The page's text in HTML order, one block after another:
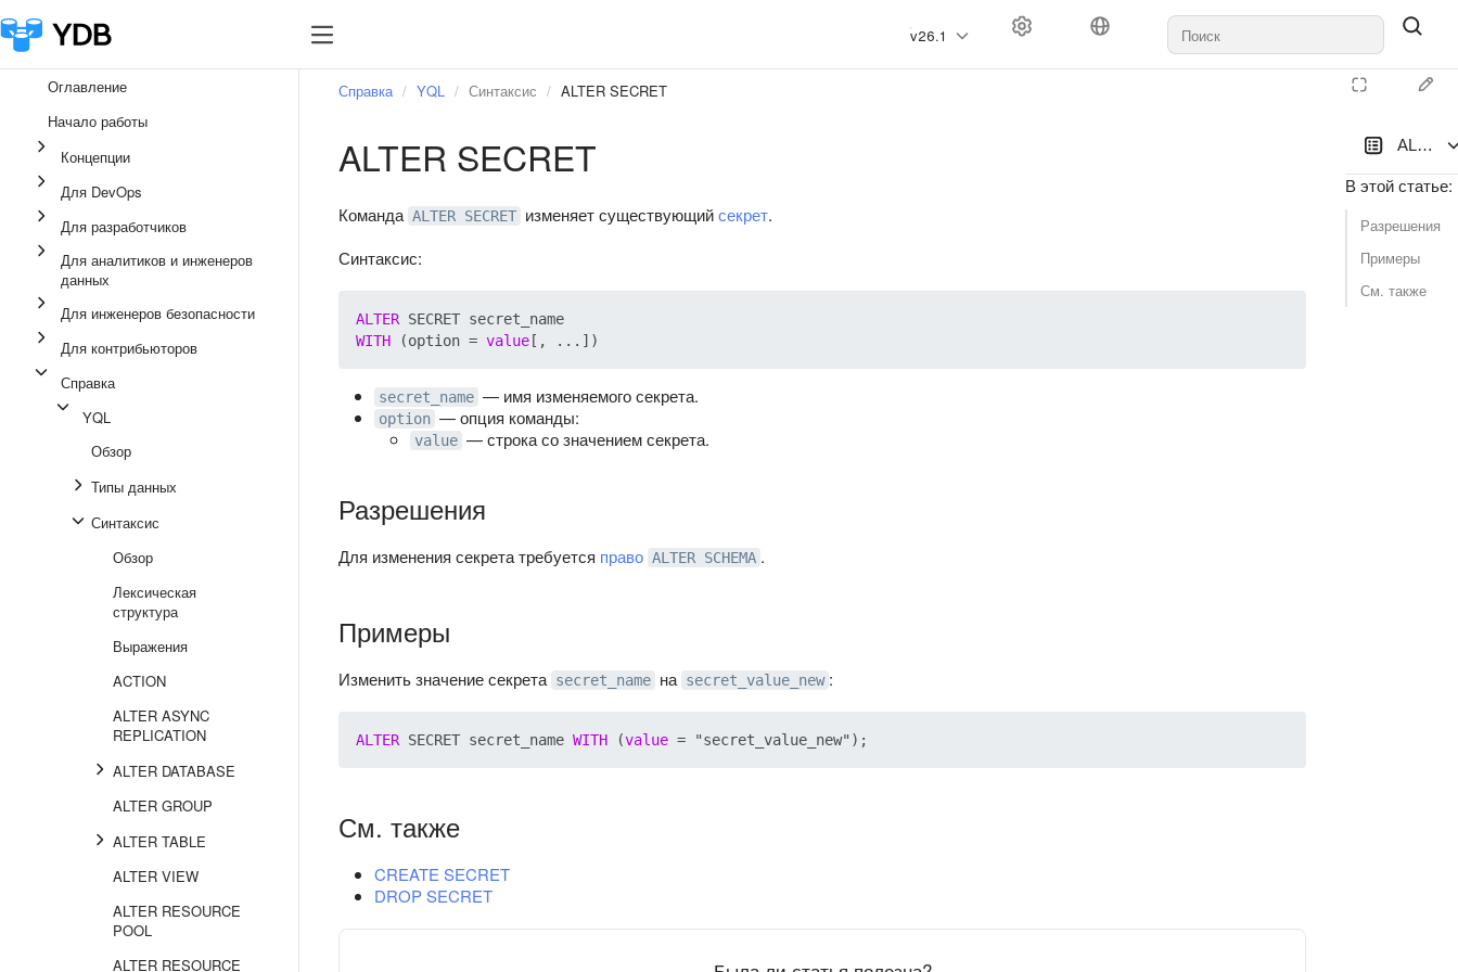
v26.1
Оглавление
Начало работы
Концепции
Для DevOps
Для разработчиков
Для аналитиков и инженеров
данных
Для инженеров безопасности
Для контрибьюторов
Справка
YQL
Обзор
Типы данных
Синтаксис
Обзор
Лексическая
структура
Выражения
ACTION
ALTER ASYNC
REPLICATION
ALTER DATABASE
ALTER GROUP
ALTER TABLE
ALTER VIEW
ALTER RESOURCE
POOL
ALTER RESOURCE
ALTER
В этой статье:
Разрешения
Примеры
См. также
Справка YQL Синтаксис ALTER SECRET
ALTER SECRET
Команда ALTER SECRET изменяет существующийсекрет.
Синтаксис:
ALTER
WITH (option = value
secret_name — имя изменяемого секрета.
option — опция команды:
value — строка со значением секрета.
Разрешения
Для изменения секрета требуется право ALTER SCHEMA .
Примеры
Изменить значение секрета secret_name на secret_value_new :
ALTER SECRET secret_name WITH (value =
См. также
CREATE SECRET
DROP SECRET